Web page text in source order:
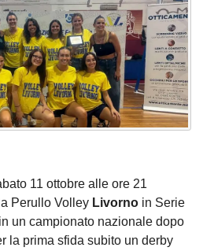
11 ottobre alle ore 21
Perullo Volley Livorno in Serie
un campionato nazionale dopo
la prima sfida subito un derby